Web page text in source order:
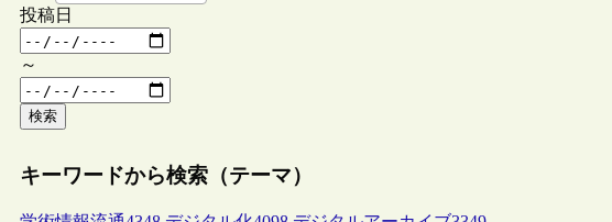
投稿日
～
検索
キーワードから検索（テーマ）